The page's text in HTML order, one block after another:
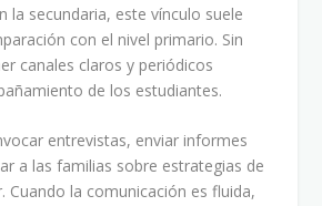
la secundaria, este vínculo suele
con el nivel primario. Sin
canales claros y periódicos
de los estudiantes.
entrevistas, enviar informes
a las familias sobre estrategias de
Cuando la comunicación es fluida,